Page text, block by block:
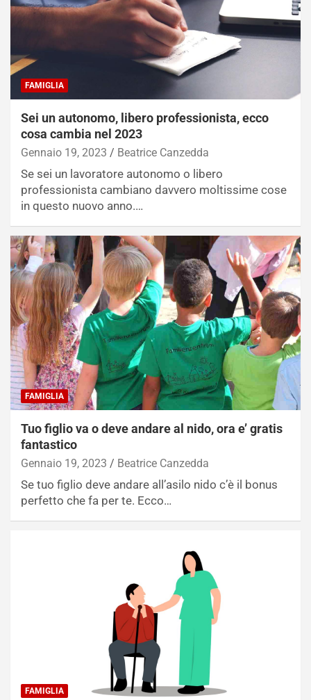
FAMIGLIA
Sei un autonomo, libero professionista, ecco
cosa cambia nel 2023
Gennaio 19, 2023 Beatrice Canzedda
Se sei un lavoratore autonomo o libero
professionista cambiano davvero moltissime cose
in questo nuovo anno.…
FAMIGLIA
Tuo figlio va o deve andare al nido, ora e’ gratis
fantastico
Gennaio 19, 2023 Beatrice Canzedda
Se tuo figlio deve andare all’asilo nido c’è il bonus
perfetto che fa per te. Ecco…
FAMIGLIA